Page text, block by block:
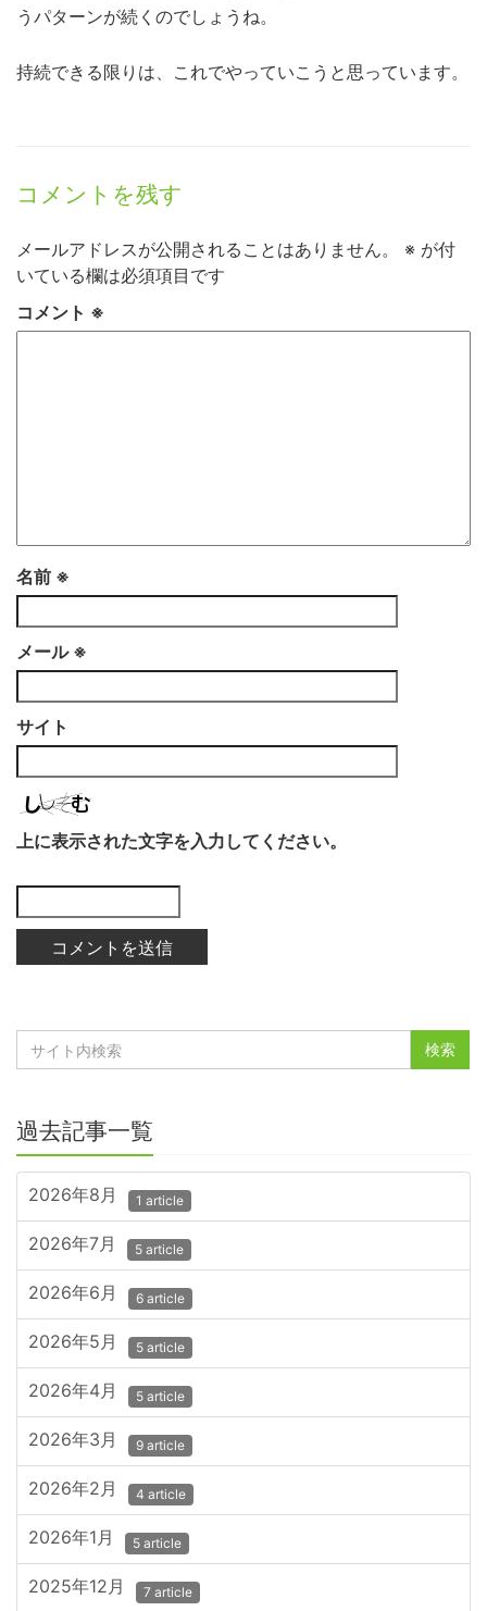
うパターンが続くのでしょうね。
持続できる限りは、これでやっていこうと思っています。
コメントを残す
メールアドレスが公開されることはありません。 ※ が付
いている欄は必須項目です
コメント ※
名前 ※
メール ※
サイト
上に表示された文字を入力してください。
過去記事一覧
2026年8月 1 article
2026年7月 5 article
2026年6月 6 article
2026年5月 5 article
2026年4月 5 article
2026年3月 9 article
2026年2月 4 article
2026年1月 5 article
2025年12月 7 article